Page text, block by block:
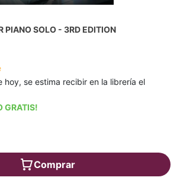
PIANO SOLO - 3RD EDITION
hoy, se estima recibir en la librería el
GRATIS!
Comprar